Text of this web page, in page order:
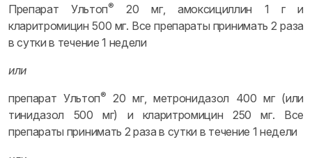
Препарат Ультоп®
20 мг, амоксициллин 1 г и
кларитромицин 500 мг. Все препараты принимать 2 раза
в сутки в течение 1 недели
или
препарат Ультоп®
20 мг, метронидазол 400 мг (или
тинидазол 500 мг) и кларитромицин 250 мг. Все
препараты принимать 2 раза в сутки в течение 1 недели